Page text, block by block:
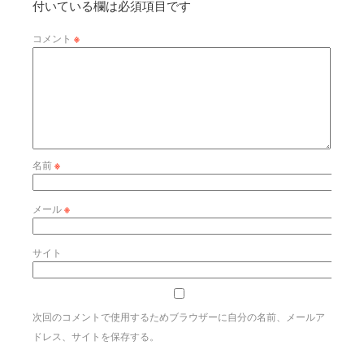
付いている欄は必須項目です
コメント ※
名前※
メール※
サイト
次回のコメントで使用するためブラウザーに自分の名前、メールア
ドレス、サイトを保存する。